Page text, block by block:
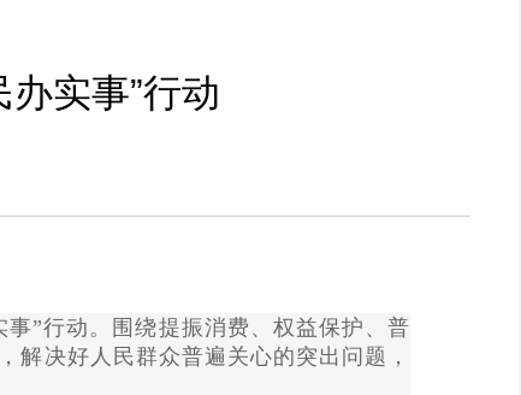
实事”行动
”行动。围绕提振消费、权益保护、普
解决好人民群众普遍关心的突出问题，